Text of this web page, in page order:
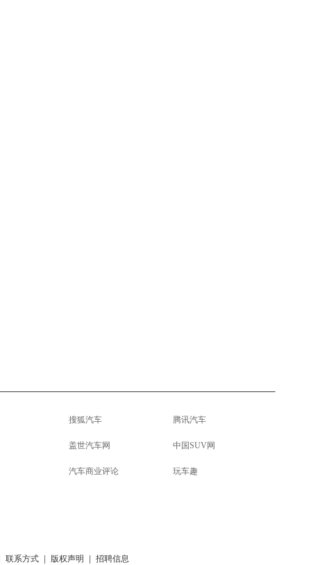
搜狐汽车 腾讯汽车
盖世汽车网 中国SUV网
汽车商业评论 玩车趣
联系方式 版权声明 招聘信息